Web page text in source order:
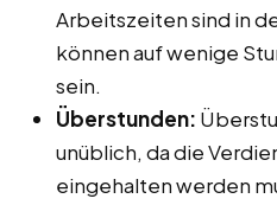
Arbeitszeiten sind in
können auf wenige
sein.
Überstunden:
unüblich, da die
eingehalten werden